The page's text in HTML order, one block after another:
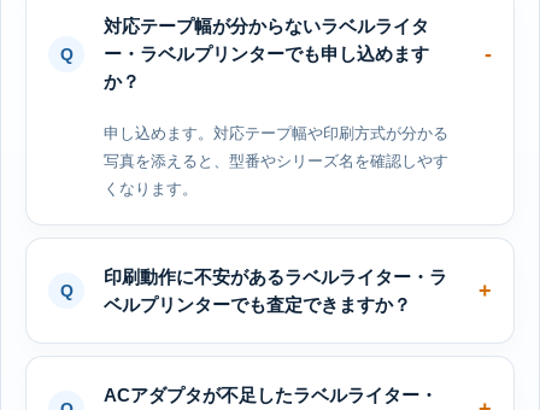
対応テープ幅が分からないラベルライタ
ー・ラベルプリンターでも申し込めます
か？
申し込めます。対応テープ幅や印刷方式が分かる
写真を添えると、型番やシリーズ名を確認しやす
くなります。
印刷動作に不安があるラベルライター・ラ
ベルプリンターでも査定できますか？
ACアダプタが不足したラベルライター・